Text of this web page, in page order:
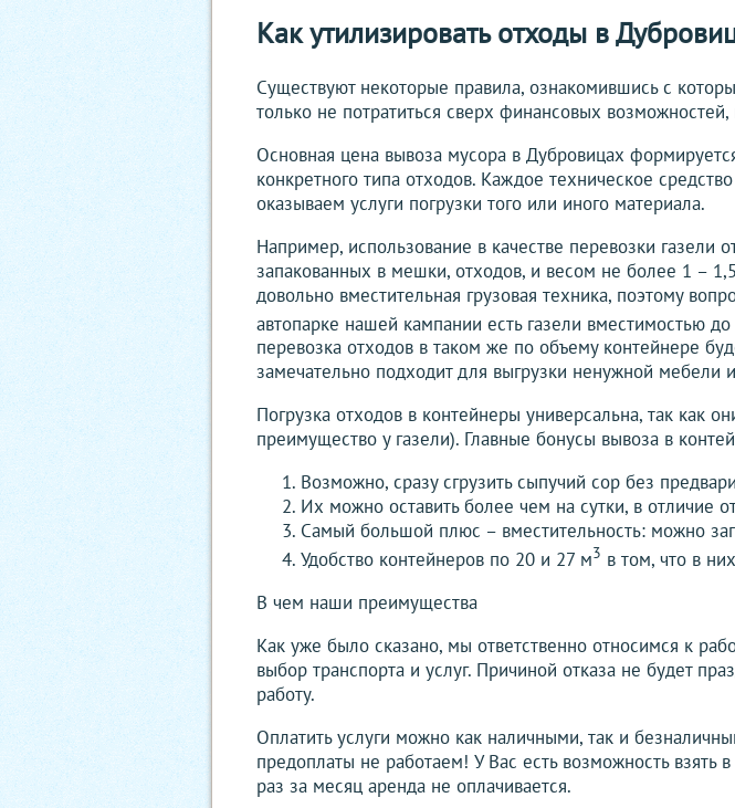
Как утилизировать отходы в
Существуют некоторые правила, ознакомившись с
только не потратиться сверх финансовых
Основная цена вывоза мусора в Дубровицах
конкретного типа отходов. Каждое техническое
оказываем услуги погрузки того или иного материала.
Например, использование в качестве перевозки
запакованных в мешки, отходов, и весом не более 1 –
довольно вместительная грузовая техника, поэтому
автопарке нашей кампании есть газели вместимостью
перевозка отходов в таком же по объему контейнере
замечательно подходит для выгрузки ненужной мебели
Погрузка отходов в контейнеры универсальна, так как
преимущество у газели). Главные бонусы вывоза в
Возможно, сразу сгрузить сыпучий сор без
Их можно оставить более чем на сутки, в отличие
Самый большой плюс – вместительность: можно
Удобство контейнеров по 20 и 27 м3 в том, что в
В чем наши преимущества
Как уже было сказано, мы ответственно относимся к
выбор транспорта и услуг. Причиной отказа не будет
работу.
Оплатить услуги можно как наличными, так и
предоплаты не работаем! У Вас есть возможность
раз за месяц аренда не оплачивается.